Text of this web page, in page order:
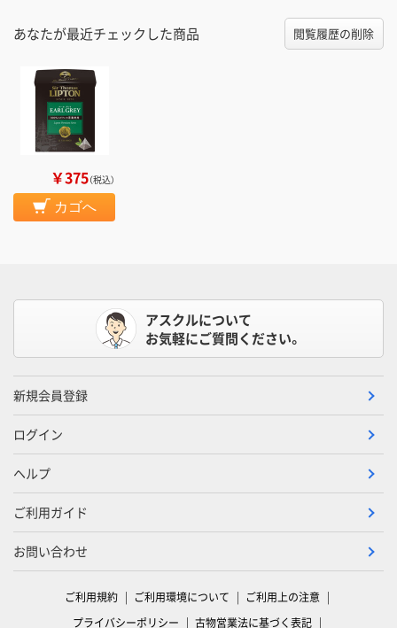
あなたが最近チェックした商品 閲覧履歴の削除
￥375（税込）
カゴへ
アスクルについて
お気軽にご質問ください。
新規会員登録
ログイン
ヘルプ
ご利用ガイド
お問い合わせ
ご利用規約 ご利用環境について
ご利用上の注意
プライバシーポリシー
古物営業法に基づく表記